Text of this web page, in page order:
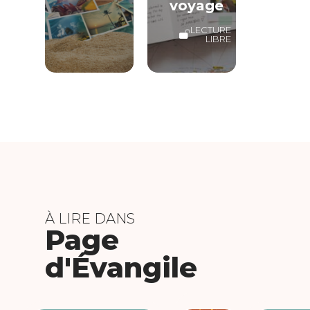
voyage
LECTURE
LIBRE
À LIRE DANS
Page
d'Évangile